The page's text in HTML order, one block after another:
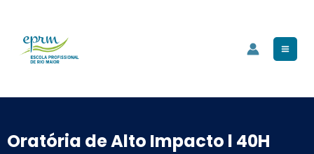
content
Oratória de Alto Impacto l 40H